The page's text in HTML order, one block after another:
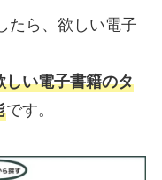
たら、欲しい電子
しい電子書籍のタ
です。